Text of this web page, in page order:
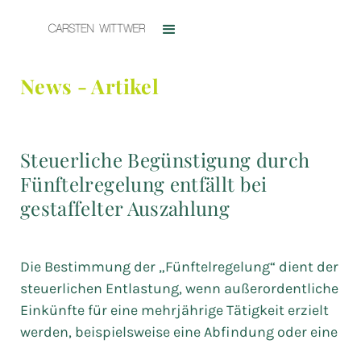
News - Artikel
Steuerliche Begünstigung durch
Fünftelregelung entfällt bei
gestaffelter Auszahlung
Die Bestimmung der „Fünftelregelung“ dient der
steuerlichen Entlastung, wenn außerordentliche
Einkünfte für eine mehrjährige Tätigkeit erzielt
werden, beispielsweise eine Abfindung oder eine